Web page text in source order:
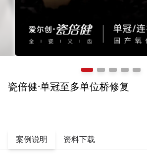
瓷倍健·单冠至多单位桥修复
案例说明 资料下载